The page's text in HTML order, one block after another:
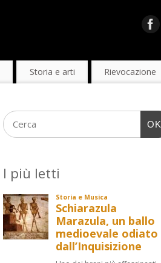
Storia e arti Rievocazione
OK
I più letti